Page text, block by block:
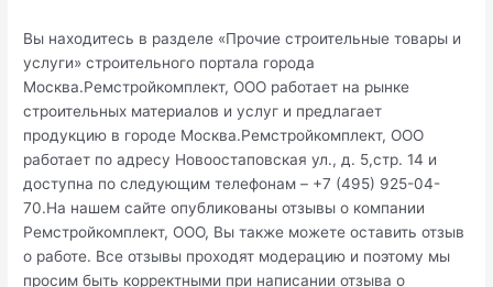
Вы находитесь в разделе «Прочие строительные товары и
услуги» строительного портала города
Москва.Ремстройкомплект, ООО работает на рынке
строительных материалов и услуг и предлагает
продукцию в городе Москва.Ремстройкомплект, ООО
работает по адресу Новоостаповская ул., д. 5,стр. 14 и
доступна по следующим телефонам – +7 (495) 925-04-
70.На нашем сайте опубликованы отзывы о компании
Ремстройкомплект, ООО, Вы также можете оставить отзыв
о работе. Все отзывы проходят модерацию и поэтому мы
просим быть корректными при написании отзыва о